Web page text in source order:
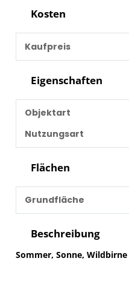
Beschreibung
Sommer, Sonne,
Kosten
Kaufpreis
Eigenschaften
Objektart
Nutzungsart
Flächen
Grundfläche